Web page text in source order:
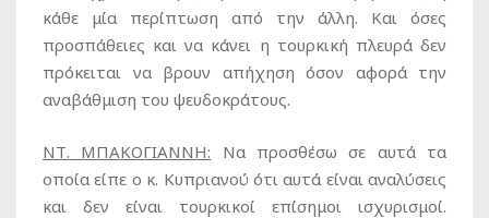
κάθε μία περίπτωση από την άλλη. Και όσες
προσπάθειες και να κάνει η τουρκική πλευρά δεν
πρόκειται να βρουν απήχηση όσον αφορά την
αναβάθμιση του ψευδοκράτους.
ΝΤ. ΜΠΑΚΟΓΙΑΝΝΗ: Να προσθέσω σε αυτά τα
οποία είπε ο κ. Κυπριανού ότι αυτά είναι αναλύσεις
και δεν είναι τουρκικοί επίσημοι ισχυρισμοί.